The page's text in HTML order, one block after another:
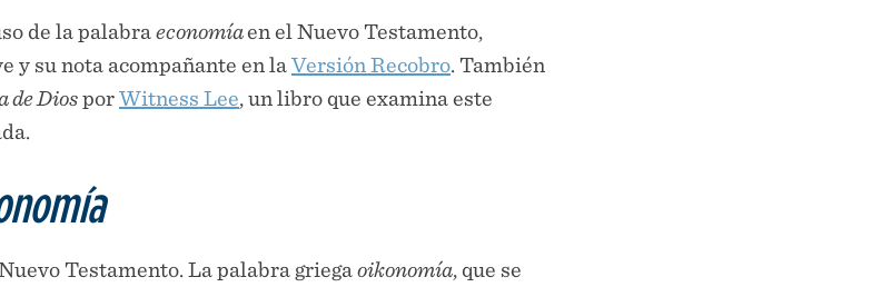
de la palabra economíaen el Nuevo Testamento,
y su nota acompañante en la Versión Recobro . También
de DiosporWitness Lee , un libro que examina este
Testamento. La palabra griega oikonomía , que se